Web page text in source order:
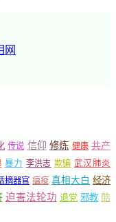
网
传说 信仰 修炼 健康 共产
暴力 李洪志 欺骗 武汉肺炎
摘器官 瘟疫 真相大白 经济
迫害法轮功 退党 邪教 酷